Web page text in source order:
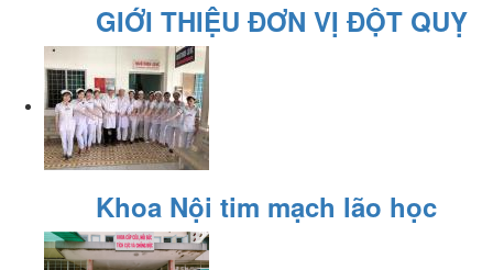
GIỚI THIỆU ĐƠN VỊ ĐỘT QUỴ
Khoa Nội tim mạch lão học